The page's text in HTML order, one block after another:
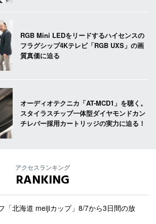
RGB Mini LEDをリードするハイセンスの
フラグシップ4Kテレビ「RGB UXS」の画
質真価に迫る
オーディオテクニカ「AT-MCD1」を聴く。
スタイラスチップ一体型ダイヤモンドカン
チレバー採用カートリッジの実力に迫る！
アクセスランキング
RANKING
「北海道 meijiカップ」8/7から3日間の放